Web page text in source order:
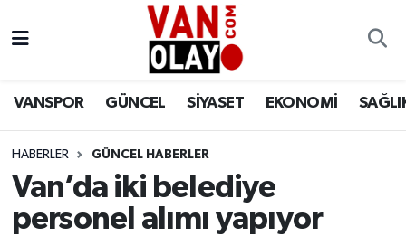
VANSPOR GÜNCEL SİYASET EKONOMİ
HABERLER GÜNCEL HABERLER
Van’da iki belediye
personel alımı yapıyor
Siyaset
Van Nöbetçi Eczaneler
Van Namaz Vakitleri
Van Trafik Yoğunluk Haritası